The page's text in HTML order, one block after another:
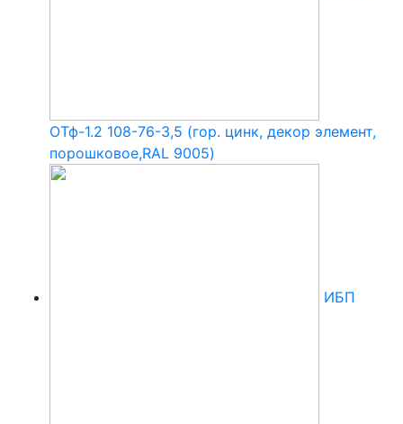
ОТф-1.2 108-76-3,5 (гор. цинк, декор элемент,
порошковое,RAL 9005)
ИБП